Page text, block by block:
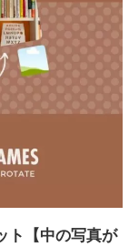
ト【中の写真が